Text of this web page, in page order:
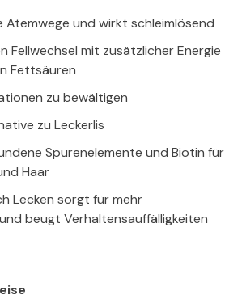
und wirkt schleimlösend
Fellwechsel mit zusätzlicher Energie
Fettsäuren
zu bewältigen
zu Leckerlis
Spurenelemente und Biotin für
Haar
Lecken sorgt für mehr
beugt Verhaltensauffälligkeiten